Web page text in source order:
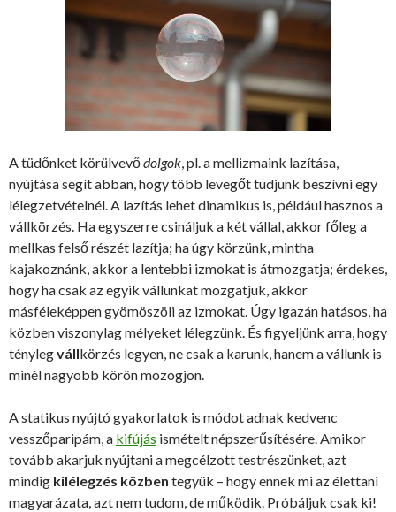
A tüdőnket körülvevődolgok, pl. a mellizmaink lazítása,
nyújtása segít abban, hogy több levegőt tudjunk beszívni egy
lélegzetvételnél. A lazítás lehet dinamikus is, például hasznos a
vállkörzés. Ha egyszerre csináljuk a két vállal, akkor főleg a
mellkas felső részét lazítja; ha úgy körzünk, mintha
kajakoznánk, akkor a lentebbi izmokat is átmozgatja; érdekes,
hogy ha csak az egyik vállunkat mozgatjuk, akkor
másféleképpen gyömöszöli az izmokat. Úgy igazán hatásos, ha
közben viszonylag mélyeket lélegzünk. És figyeljünk arra, hogy
ténylegvállkörzés legyen, ne csak a karunk, hanem a vállunk is
minél nagyobb körön mozogjon.
A statikus nyújtó gyakorlatok is módot adnak kedvenc
vesszőparipám, a kifújás ismételt népszerűsítésére. Amikor
tovább akarjuk nyújtani a megcélzott testrészünket, azt
mindig kilélegzés közben tegyük – hogy ennek mi az élettani
magyarázata, azt nem tudom, de működik. Próbáljuk csak ki!